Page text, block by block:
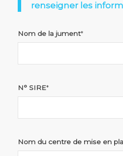
renseigner les
Nom de la jument*
N° SIRE*
Nom du centre de mise en